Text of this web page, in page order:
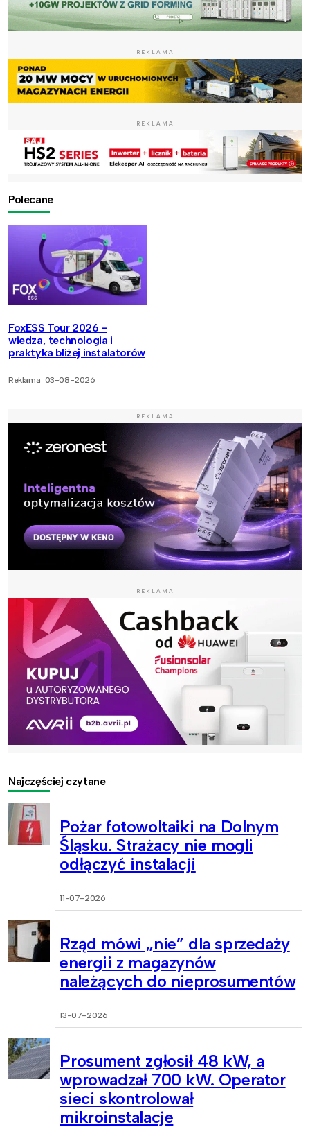
REKLAMA
REKLAMA
Polecane
FoxESS Tour 2026 -
wiedza, technologia i
praktyka bliżej instalatorów
Reklama 03-08-2026
REKLAMA
REKLAMA
Najczęściej czytane
Pożar fotowoltaiki na Dolnym
Śląsku. Strażacy nie mogli
odłączyć instalacji
11-07-2026
Rząd mówi „nie” dla sprzedaży
energii z magazynów
należących do nieprosumentów
13-07-2026
Prosument zgłosił 48 kW, a
wprowadzał 700 kW. Operator
sieci skontrolował
mikroinstalacje